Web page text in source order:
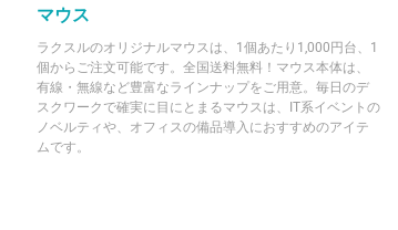
マウス
ラクスルのオリジナルマウスは、1個あたり1,000円台、1
個からご注文可能です。全国送料無料！マウス本体は、
有線・無線など豊富なラインナップをご用意。毎日のデ
スクワークで確実に目にとまるマウスは、IT系イベントの
ノベルティや、オフィスの備品導入におすすめのアイテ
ムです。